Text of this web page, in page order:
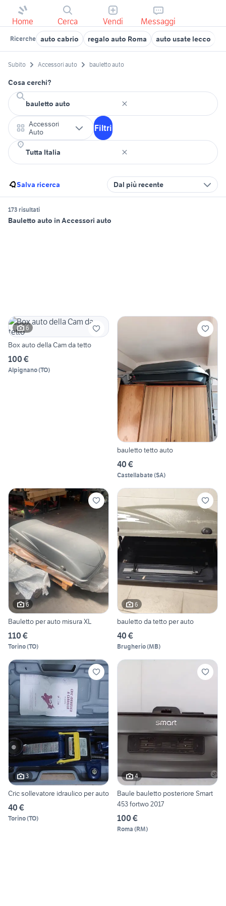
Home Cerca Vendi Messaggi
Ricerche auto cabrio regalo auto Roma auto usate lecco
Subito Accessori auto bauletto auto
Cosa cerchi?
Accessori
Auto
Filtri
Salva ricerca Dal più recente
173 risultati
Bauletto auto in Accessori auto
6
Box auto della Cam da tetto
100 €
Alpignano(TO)
bauletto tetto auto
40 €
Castellabate(SA)
6
Bauletto per auto misura XL
110 €
Torino(TO)
6
bauletto da tetto per auto
40 €
Brugherio(MB)
3
Cric sollevatore idraulico per auto
40 €
Torino(TO)
4
Baule bauletto posteriore Smart
453 fortwo 2017
100 €
Roma (RM)